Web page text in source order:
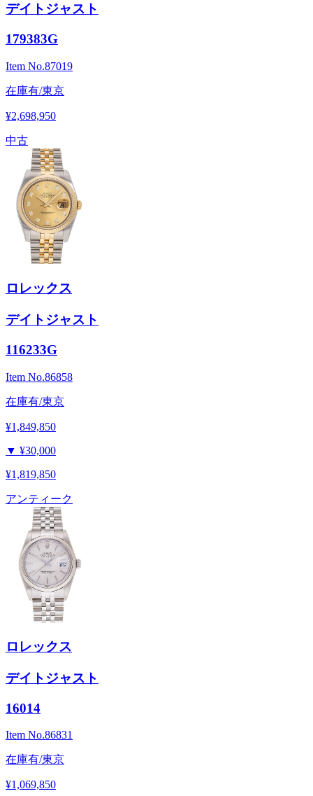
デイトジャスト
179383G
Item No.87019
在庫有/東京
¥2,698,950
中古
ロレックス
デイトジャスト
116233G
Item No.86858
在庫有/東京
¥1,849,850
▼ ¥30,000
¥1,819,850
アンティーク
ロレックス
デイトジャスト
16014
Item No.86831
在庫有/東京
¥1,069,850